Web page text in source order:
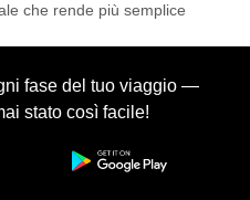
che rende più semplice
fase del tuo viaggio —
stato così facile!